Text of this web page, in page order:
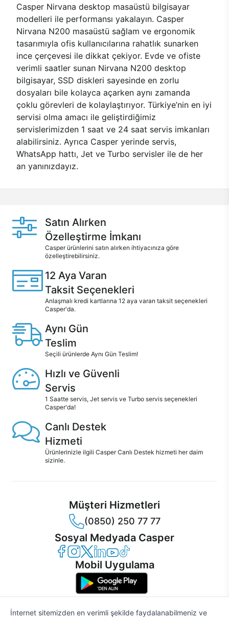
Casper Nirvana desktop masaüstü bilgisayar
modelleri ile performansı yakalayın. Casper
Nirvana N200 masaüstü sağlam ve ergonomik
tasarımıyla ofis kullanıcılarına rahatlık sunarken
ince çerçevesi ile dikkat çekiyor. Evde ve ofiste
verimli saatler sunan Nirvana N200 desktop
bilgisayar, SSD diskleri sayesinde en zorlu
dosyaları bile kolayca açarken aynı zamanda
çoklu görevleri de kolaylaştırıyor. Türkiye’nin en iyi
servisi olma amacı ile geliştirdiğimiz
servislerimizden 1 saat ve 24 saat servis imkanları
alabilirsiniz. Ayrıca Casper yerinde servis,
WhatsApp hattı, Jet ve Turbo servisler ile de her
an yanınızdayız.
Satın Alırken
Özelleştirme İmkanı
Casper ürünlerini satın alırken ihtiyacınıza göre
özelleştirebilirsiniz.
12 Aya Varan
Taksit Seçenekleri
Anlaşmalı kredi kartlarına 12 aya varan taksit seçenekleri
Casper'da.
Aynı Gün
Teslim
Seçili ürünlerde Aynı Gün Teslim!
Hızlı ve Güvenli
Servis
1 Saatte servis, Jet servis ve Turbo servis seçenekleri
Casper'da!
Canlı Destek
Hizmeti
Ürünlerinizle ilgili Casper Canlı Destek hizmeti her daim
sizinle.
Müşteri Hizmetleri
(0850) 250 77 77
Sosyal Medyada Casper
Casper Facebook
Casper Instagram
Casper Twitter
Casper LinkedIn
Casper YouTube
Casper TikTok
Mobil Uygulama
İnternet sitemizden en verimli şekilde faydalanabilmeniz ve